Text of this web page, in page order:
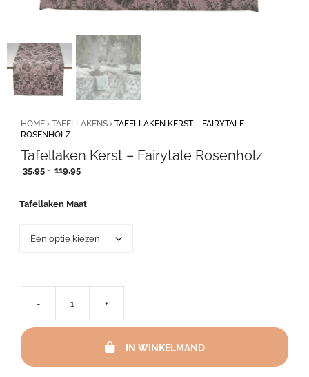
HOME › TAFELLAKENS › TAFELLAKEN KERST – FAIRYTALE
ROSENHOLZ
Tafellaken Kerst – Fairytale Rosenholz
35,95 - 119,95Prijsklasse:
119,95
Tafellaken Maat
-
Kerst
Fairytale
+
IN WINKELMAND